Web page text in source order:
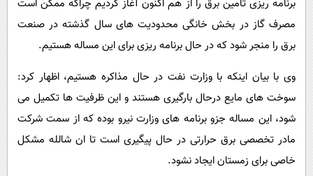
برنامه ریزی تامین برق را از هم اکنون آغاز کردیم چراکه ممکن است
مصرف گاز در بخش خانگی محدودیت های سال گذشته در صنعت
برق را منجر شود که در حال برنامه ریزی برای این مساله هستیم.
وی با بیان اینکه با وزارت نفت در حال مذاکره هستیم، اظهار کرد:
سوخت های مایع درحال بارگیری هستند و این ظرفیت ها تکمیل می
شود، این مساله جزو برنامه های وزارت نیرو بوده که از سمت شرکت
مادر تخصصی برق حرارتی در حال پیگیری است تا ان شالله مشکل
خاصی برای زمستان ایجاد نشود.